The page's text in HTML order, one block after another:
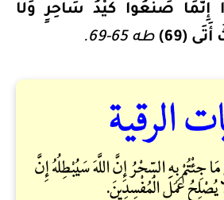
صَنَعُوا كَيْدُ سَاحِرٍ وَلَا
(69)
طه 65-69.